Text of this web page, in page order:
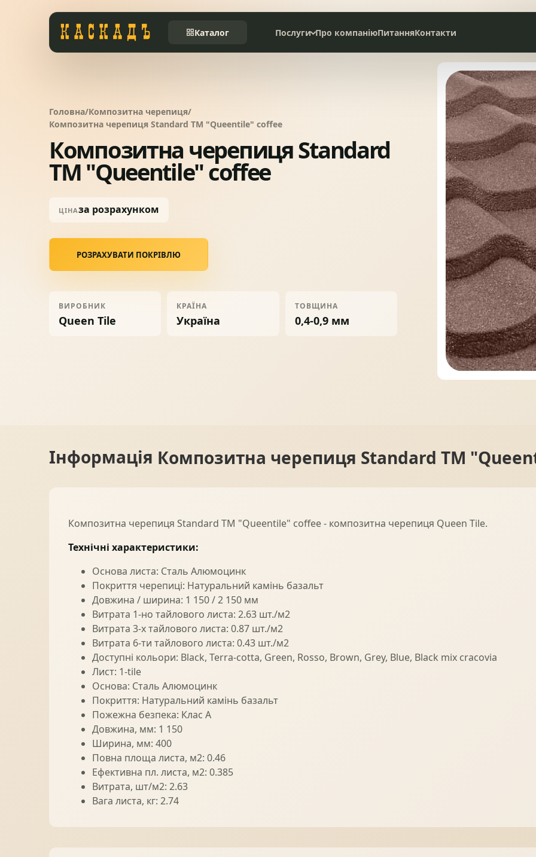
Каталог Послуги Про компаніюПитанняКонтакти
02 Фасади та тераси
03 Заборы
07 Солнце защита
СЛАНЦЕВА ПОКРІВЛЯ
МЕТАЛОЧЕРЕПИЦЯ
ФАЛЬЦЕВА ПОКРІВЛЯ
ПІДШИВИ
Головна/Композитна черепиця/
Композитна черепиця Standard ТМ "Queentile" coffee
Композитна черепиця Standard
ТМ "Queentile" coffee
ЦІНАза розрахунком
РОЗРАХУВАТИ ПОКРІВЛЮ
ВИРОБНИК
Queen Tile
КРАЇНА
Україна
ТОВЩИНА
0,4-0,9 мм
Інформація Композитна черепиця Standard ТМ
Композитна черепиця Standard ТМ "Queentile" coffee - композитна черепиця Queen Tile.
Технічні характеристики:
Основа листа: Сталь Алюмоцинк
Покриття черепиці: Натуральний камінь базальт
Довжина / ширина: 1 150 / 2 150 мм
Витрата 1-но тайлового листа: 2.63 шт./м2
Витрата 3-х тайлового листа: 0.87 шт./м2
Витрата 6-ти тайлового листа: 0.43 шт./м2
Доступні кольори: Black, Terra-cotta, Green, Rosso, Brown, Grey, Blue, Black mix cracovia
Лист: 1-tile
Основа: Сталь Алюмоцинк
Покриття: Натуральний камінь базальт
Пожежна безпека: Клас А
Довжина, мм: 1 150
Ширина, мм: 400
Повна площа листа, м2: 0.46
Ефективна пл. листа, м2: 0.385
Витрата, шт/м2: 2.63
Вага листа, кг: 2.74